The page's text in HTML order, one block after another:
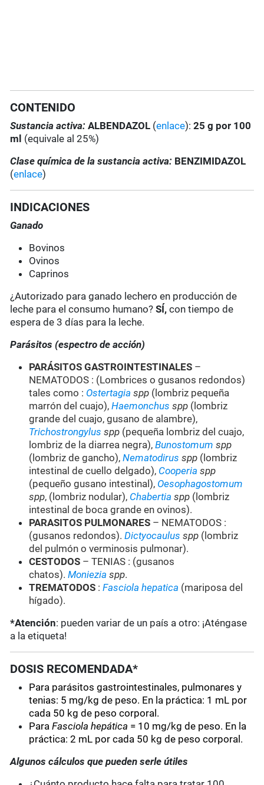
CONTENIDO
Sustancia activa: ALBENDAZOL (enlace): 25 g por 100
ml (equivale al 25%)
Clase química de la sustancia activa: BENZIMIDAZOL
(enlace)
INDICACIONES
Ganado
Bovinos
Ovinos
Caprinos
¿Autorizado para ganado lechero en producción de
leche para el consumo humano?SÍ,con tiempo de
espera de 3 días para la leche.
Parásitos (espectro de acción)
PARÁSITOS GASTROINTESTINALES –
NEMATODOS : (Lombrices o gusanos redondos)
tales como : Ostertagiaspp (lombriz pequeña
marrón del cuajo),Haemonchus spp (lombriz
grande del cuajo, gusano de alambre),
Trichostrongylus spp (pequeña lombriz del cuajo,
lombriz de la diarrea negra),Bunostomum spp
(lombriz de gancho),Nematodirus spp (lombriz
intestinal de cuello delgado), Cooperia spp
(pequeño gusano intestinal), Oesophagostomum
spp, (lombriz nodular), Chabertia spp (lombriz
intestinal de boca grande en ovinos).
PARASITOS PULMONARES – NEMATODOS :
(gusanos redondos).Dictyocaulus spp (lombriz
del pulmón o verminosis pulmonar).
CESTODOS – TENIAS : (gusanos
chatos).Monieziaspp.
TREMATODOS :Fasciola hepatica (mariposa del
hígado).
*Atención: pueden variar de un país a otro: ¡Aténgase
a la etiqueta!
DOSIS RECOMENDADA*
Para parásitos gastrointestinales, pulmonares y
tenias: 5 mg/kg de peso. En la práctica: 1 mL por
cada 50 kg de peso corporal.
ParaFasciola hepática = 10 mg/kg de peso. En la
práctica: 2 mL por cada 50 kg de peso corporal.
Algunos cálculos que pueden serle útiles